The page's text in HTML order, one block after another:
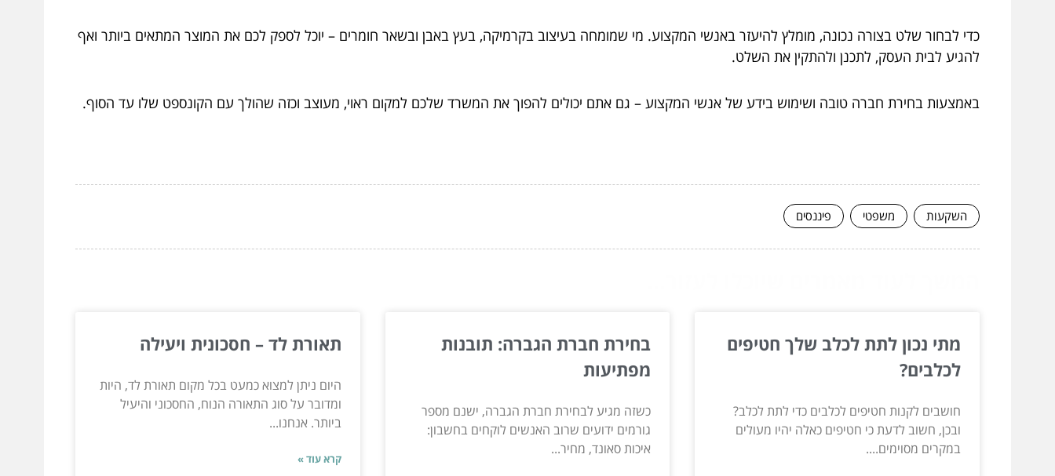
כדי לבחור שלט בצורה נכונה, מומלץ להיעזר באנשי המקצוע. מי שמומחה בעיצוב בקרמיקה, בעץ באבן ובשאר חומרים – יוכל לספק לכם את המוצר המתאים ביותר ואף
להגיע לבית העסק, לתכנן ולהתקין את השלט.
באמצעות בחירת חברה טובה ושימוש בידע של אנשי המקצוע – גם אתם יכולים להפוך את המשרד שלכם למקום ראוי, מעוצב וכזה שהולך עם הקונספט שלו עד הסוף.
השקעות משפטי פיננסים
מתי נכון לתת לכלב שלך חטיפים
לכלבים?
חושבים לקנות חטיפים לכלבים כדי לתת לכלב?
ובכן, חשוב לדעת כי חטיפים כאלה יהיו מעולים
במקרים מסוימים....
בחירת חברת הגברה: תובנות
מפתיעות
כשזה מגיע לבחירת חברת הגברה, ישנם מספר
גורמים ידועים שרוב האנשים לוקחים בחשבון:
איכות סאונד, מחיר...
תאורת לד – חסכונית ויעילה
היום ניתן למצוא כמעט בכל מקום תאורת לד, היות
ומדובר על סוג התאורה הנוח, החסכוני והיעיל
ביותר. אנחנו...
קרא עוד »